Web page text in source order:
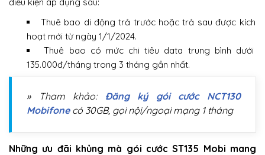
Thuê bao di động trả trước hoặc trả sau được kích
hoạt mới từ ngày 1/1/2024.
Thuê bao có mức chi tiêu data trung bình dưới
135.000đ/tháng trong 3 tháng gần nhất.
» Tham khảo: Đăng ký gói cước NCT130
Mobifonecó 30GB, gọi nội/ngoại mạng 1 tháng
Những ưu đãi khủng mà gói cước ST135 Mobi mang